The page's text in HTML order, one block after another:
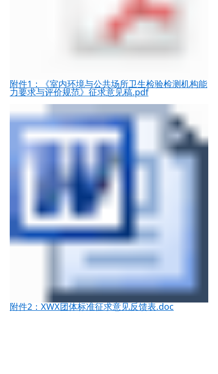
附件1：《室内环境与公共场所卫生检验检测机构能
力要求与评价规范》征求意见稿.pdf
附件2：XWX团体标准征求意见反馈表.doc